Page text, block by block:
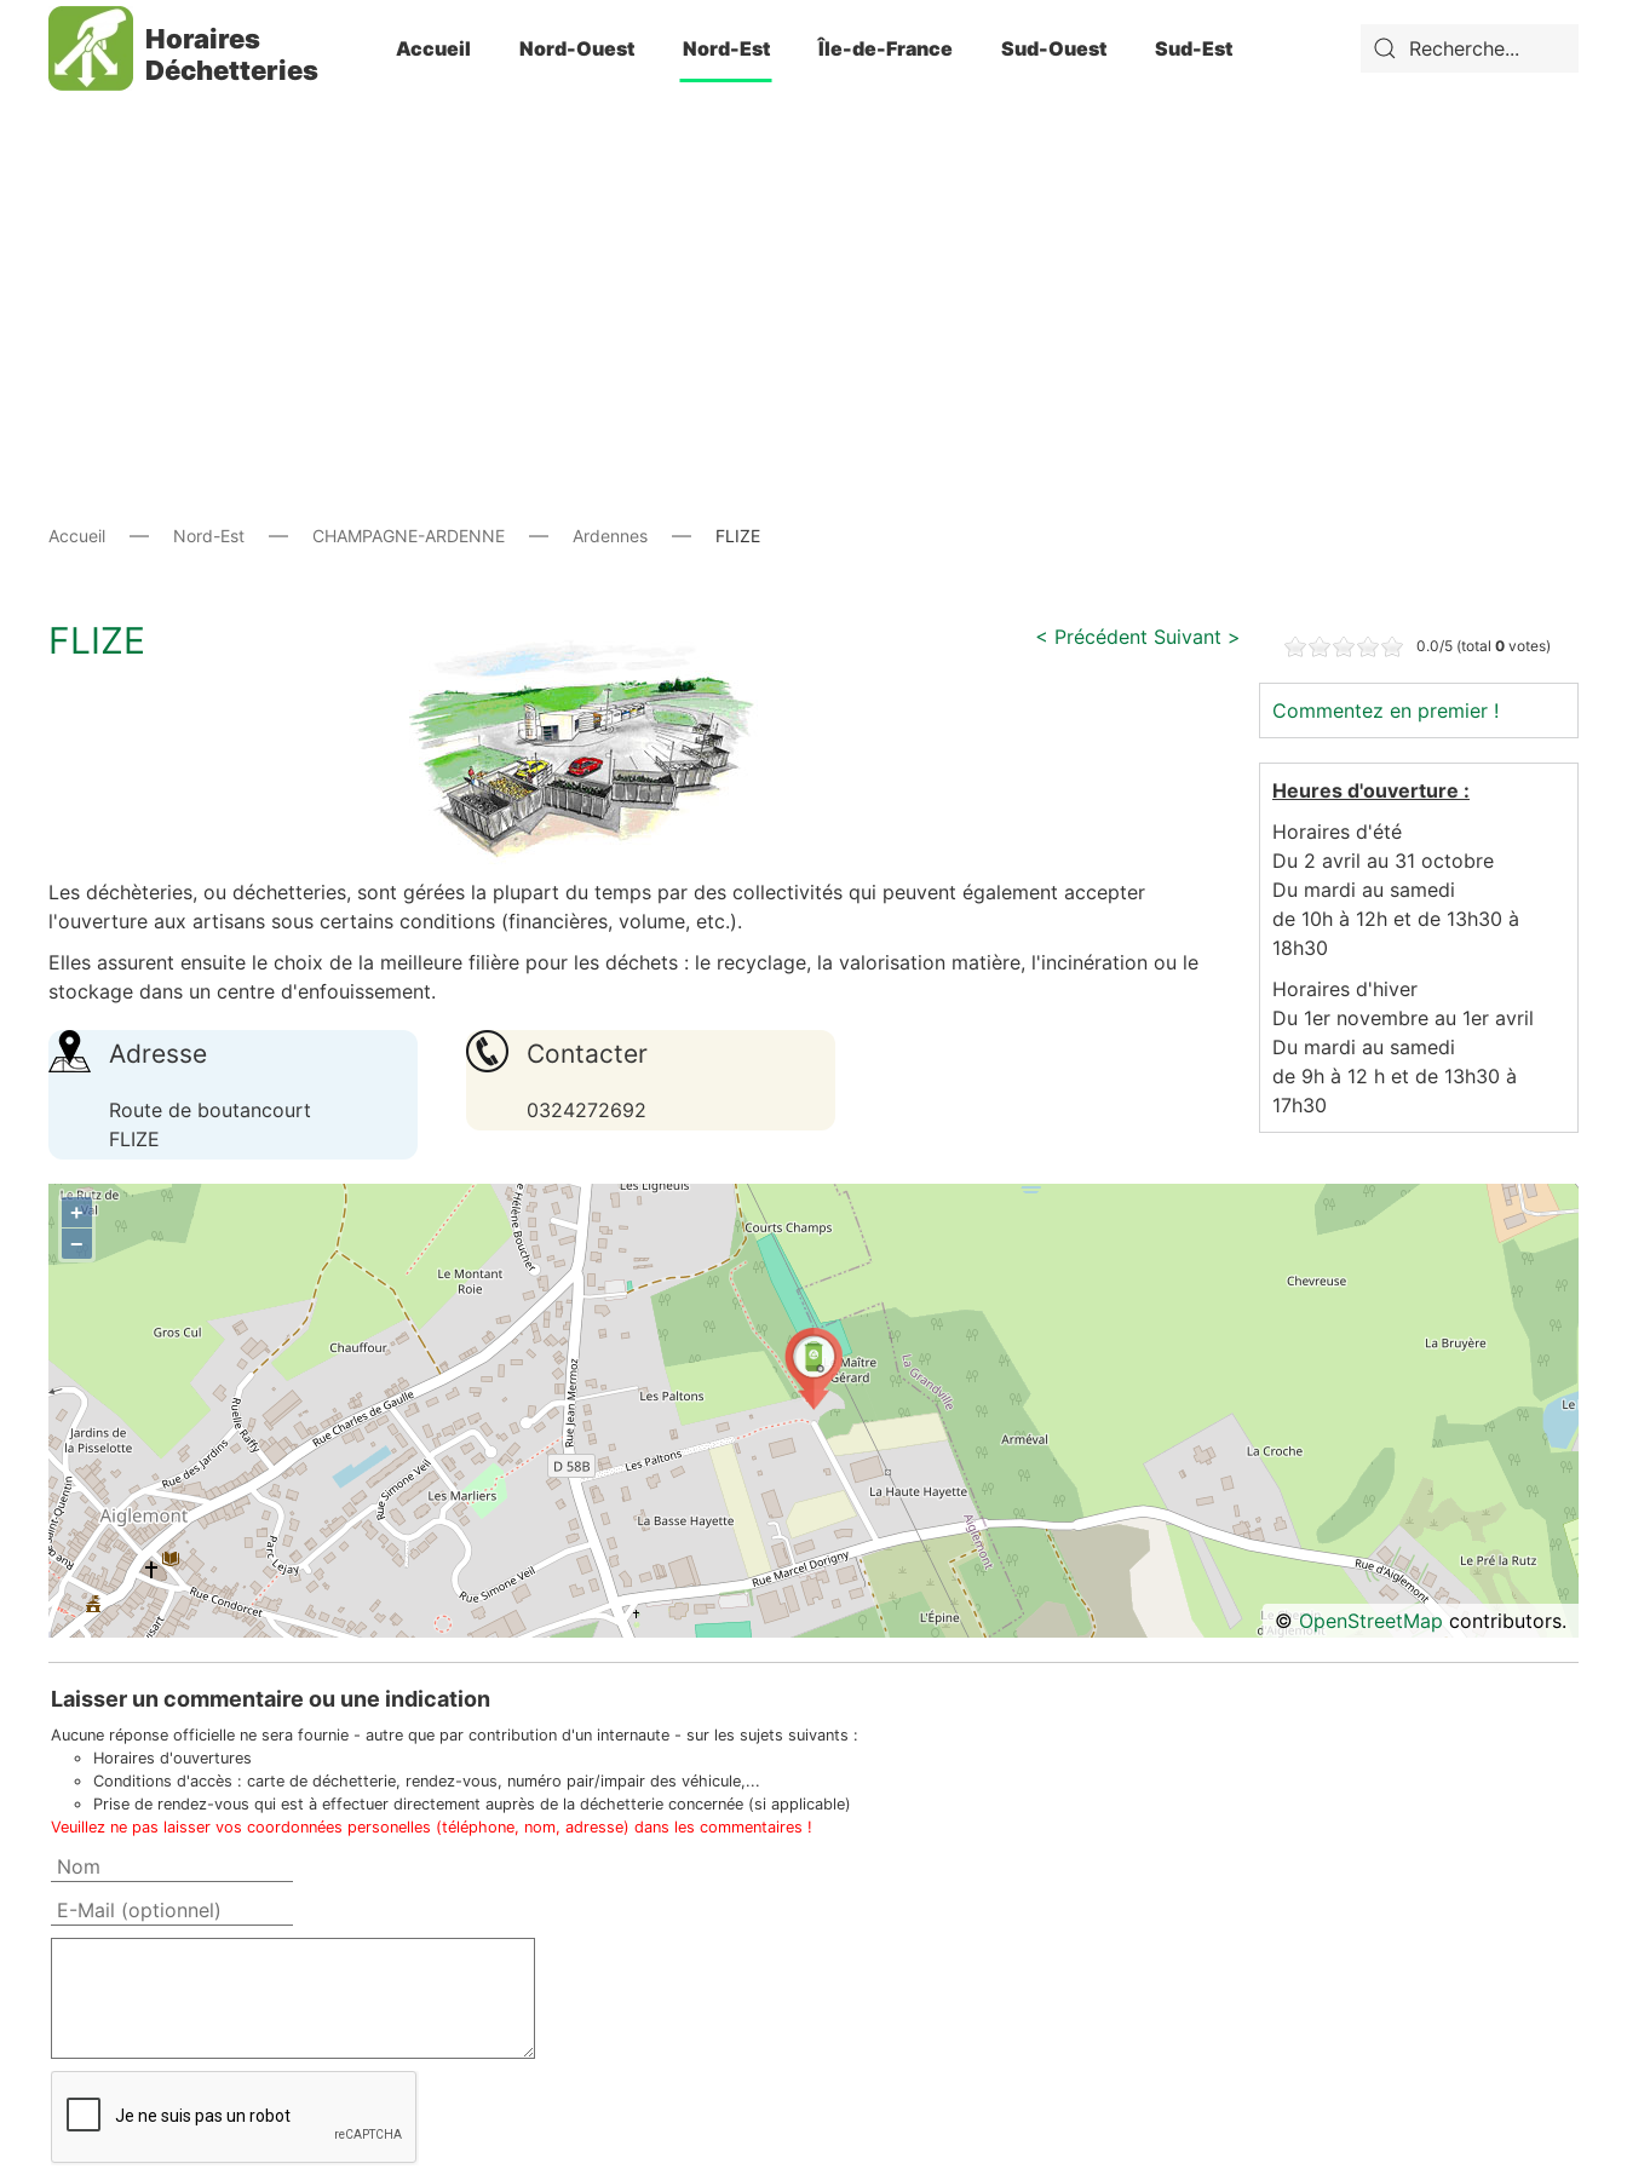
Horaires
Déchetteries
Accueil Nord-Ouest Nord-Est Île-de-France Sud-Ouest Sud-Est
Accueil Nord-Est CHAMPAGNE-ARDENNE Ardennes FLIZE
0.0/5 (total 0 votes)
Commentez en premier !
Heures d'ouverture :
Horaires d'été
Du 2 avril au 31 octobre
Du mardi au samedi
de 10h à 12h et de 13h30 à
18h30
Horaires d'hiver
Du 1er novembre au 1er avril
Du mardi au samedi
de 9h à 12 h et de 13h30 à
17h30
FLIZE < Précédent Suivant >
Les déchèteries, ou déchetteries, sont gérées la plupart du temps par des collectivités qui peuvent également accepter
l'ouverture aux artisans sous certains conditions (financières, volume, etc.).
Elles assurent ensuite le choix de la meilleure filière pour les déchets : le recyclage, la valorisation matière, l'incinération ou le
stockage dans un centre d'enfouissement.
Adresse
Route de boutancourt
FLIZE
Contacter
0324272692
+
−
©OpenStreetMap contributors.
Laisser un commentaire ou une indication
Aucune réponse officielle ne sera fournie - autre que par contribution d'un internaute - sur les sujets suivants :
Horaires d'ouvertures
Conditions d'accès : carte de déchetterie, rendez-vous, numéro pair/impair des véhicule,...
Prise de rendez-vous qui est à effectuer directement auprès de la déchetterie concernée (si applicable)
Veuillez ne pas laisser vos coordonnées personelles (téléphone, nom, adresse) dans les commentaires !